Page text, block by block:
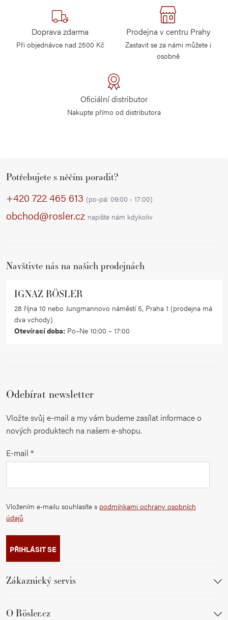
Doprava zdarma
Při objednávce nad 2500 Kč
Prodejna v centru Prahy
Zastavit se za námi můžete i
osobně
Oficiální distributor
Nakupte přímo od distributora
Potřebujete s něčím poradit?
+420 722 465 613 (po-pá: 09:00 - 17:00)
obchod@rosler.cz napište nám kdykoliv
Navštivte nás na našich prodejnách
IGNAZ RÖSLER
28 října 10 nebo Jungmannovo náměstí 5, Praha 1 (prodejna má
dva vchody)
Otevírací doba: Po–Ne 10:00 – 17:00
Odebírat newsletter
Vložte svůj e-mail a my vám budeme zasílat informace o
nových produktech na našem e-shopu.
E-mail
Vložením e-mailu souhlasíte s podmínkami ochrany osobních
údajů
PŘIHLÁSIT SE
Zákaznický servis
O Rösler.cz